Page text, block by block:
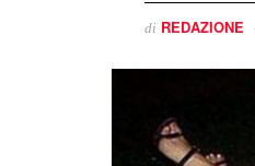
di REDAZIONE